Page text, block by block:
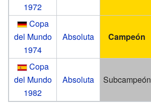
1972
Copa
del Mundo
1974
Absoluta Campeón
Copa
del Mundo
1982
Absoluta Subcampeón